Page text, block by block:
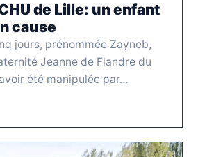
de Lille: un enfant
cause
jours, prénommée Zayneb,
Jeanne de Flandre du
été manipulée par…